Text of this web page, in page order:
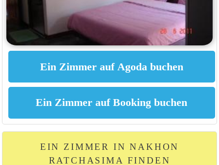
EIN ZIMMER IN NAKHON
RATCHASIMA FINDEN